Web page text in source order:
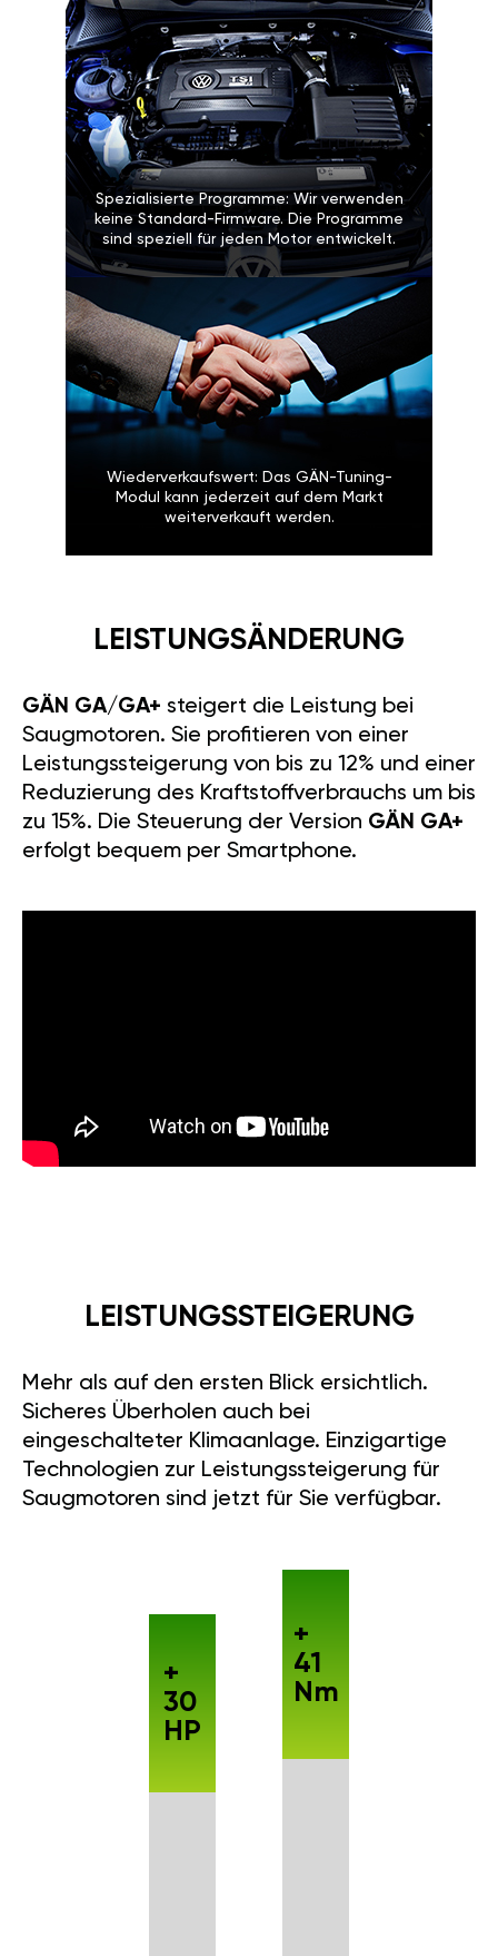
Spezialisierte Programme: Wir verwenden
keine Standard-Firmware. Die Programme
sind speziell für jeden Motor entwickelt.
Wiederverkaufswert: Das GÄN-Tuning-
Modul kann jederzeit auf dem Markt
weiterverkauft werden.
LEISTUNGSÄNDERUNG
GÄN GA/GA+ steigert die Leistung bei
Saugmotoren. Sie profitieren von einer
Leistungssteigerung von bis zu 12% und einer
Reduzierung des Kraftstoffverbrauchs um bis
zu 15%. Die Steuerung der Version GÄN GA+
erfolgt bequem per Smartphone.
LEISTUNGSSTEIGERUNG
Mehr als auf den ersten Blick ersichtlich.
Sicheres Überholen auch bei
eingeschalteter Klimaanlage. Einzigartige
Technologien zur Leistungssteigerung für
Saugmotoren sind jetzt für Sie verfügbar.
+
30
HP
+
41
Nm